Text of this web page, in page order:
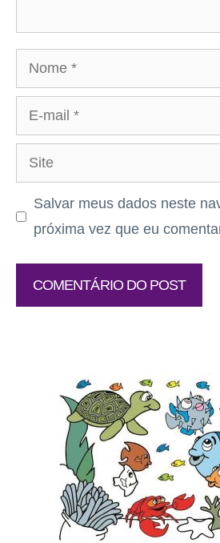
Nome
mail
Site
Salvar meus dados neste
próxima vez que eu